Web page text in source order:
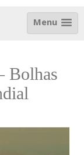
Menu
Bolhas